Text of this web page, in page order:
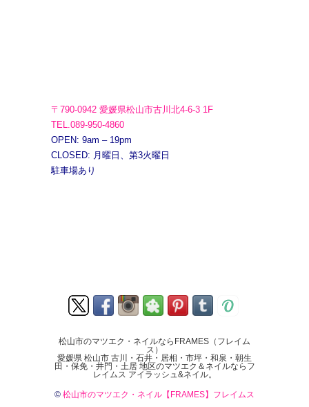
〒790-0942 愛媛県松山市古川北4-6-3 1F
TEL.089-950-4860
OPEN: 9am – 19pm
CLOSED: 月曜日、第3火曜日
駐車場あり
松山市のマツエク・ネイルならFRAMES（フレイム
ス）
愛媛県 松山市 古川・石井・居相・市坪・和泉・朝生
田・保免・井門・土居 地区のマツエク＆ネイルならフ
レイムス アイラッシュ&ネイル。
© 松山市のマツエク・ネイル【FRAMES】フレイムス